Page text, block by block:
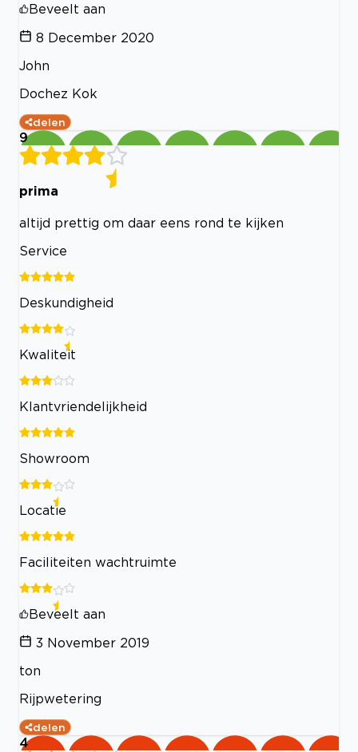
Beveelt aan
8 December 2020
John
Dochez Kok
delen
9
prima
altijd prettig om daar eens rond te kijken
Service
Deskundigheid
Kwaliteit
Klantvriendelijkheid
Showroom
Locatie
Faciliteiten wachtruimte
Beveelt aan
3 November 2019
ton
Rijpwetering
delen
4